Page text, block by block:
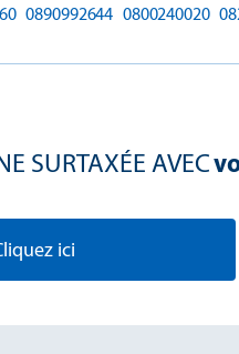
0890992644 0800240020
SURTAXÉE AVEC
ici